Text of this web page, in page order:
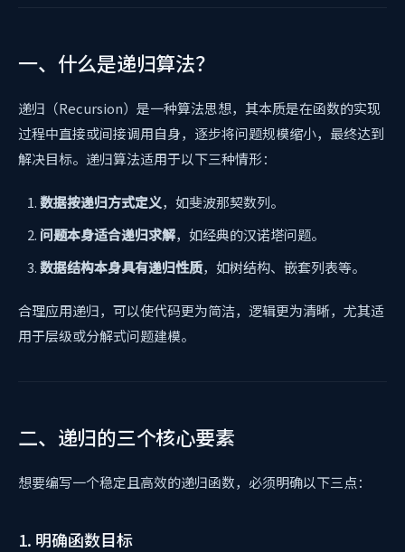
一、什么是递归算法？
递归（Recursion）是一种算法思想，其本质是在函数的实现
过程中直接或间接调用自身，逐步将问题规模缩小，最终达到
解决目标。递归算法适用于以下三种情形：
数据按递归方式定义，如斐波那契数列。
问题本身适合递归求解，如经典的汉诺塔问题。
数据结构本身具有递归性质，如树结构、嵌套列表等。
合理应用递归，可以使代码更为简洁，逻辑更为清晰，尤其适
用于层级或分解式问题建模。
二、递归的三个核心要素
想要编写一个稳定且高效的递归函数，必须明确以下三点：
1. 明确函数目标